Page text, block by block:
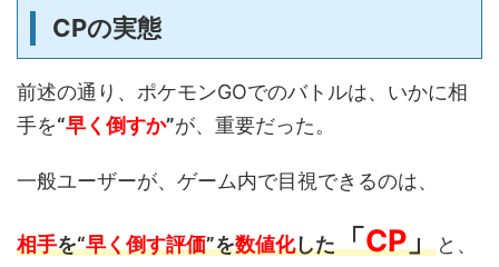
CPの実態
前述の通り、ポケモンGOでのバトルは、いかに相
手を“早く倒すか”が、重要だった。
一般ユーザーが、ゲーム内で目視できるのは、
相手を“早く倒す評価”を数値化した「CP」と、